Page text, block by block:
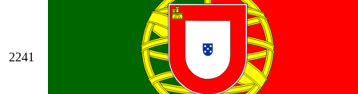
2241